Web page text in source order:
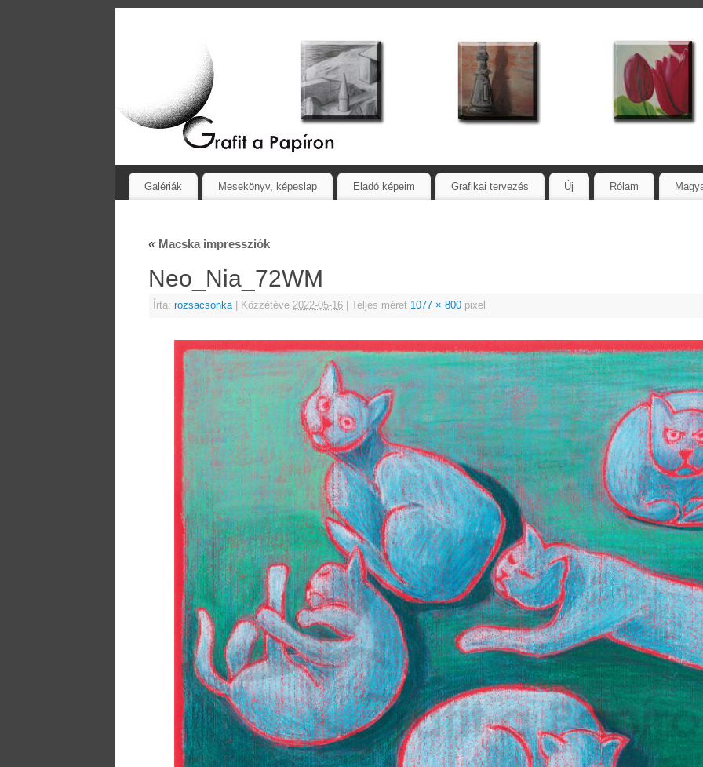
Galériák Mesekönyv, képeslap Eladó képeim Grafikai tervezés Új Rólam
«Macska impressziók
Neo_Nia_72WM
Írta: rozsacsonka Közzétéve 2022-05-16 Teljes méret 1077 × 800 pixel